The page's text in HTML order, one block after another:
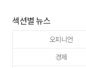
섹션별 뉴스
오피니언
경제